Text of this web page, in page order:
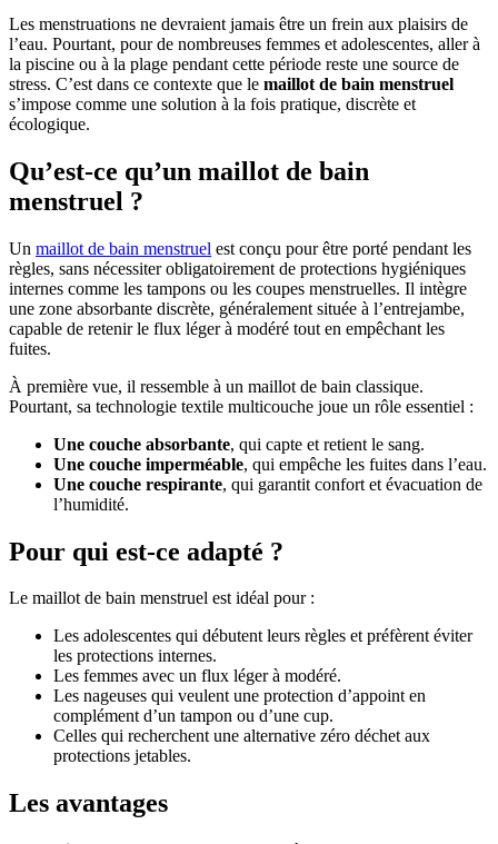
Les menstruations ne devraient jamais être un frein aux plaisirs de
l’eau. Pourtant, pour de nombreuses femmes et adolescentes, aller à
la piscine ou à la plage pendant cette période reste une source de
stress. C’est dans ce contexte que le maillot de bain menstruel
s’impose comme une solution à la fois pratique, discrète et
écologique.
Qu’est-ce qu’un maillot de bain
menstruel ?
Un maillot de bain menstruel est conçu pour être porté pendant les
règles, sans nécessiter obligatoirement de protections hygiéniques
internes comme les tampons ou les coupes menstruelles. Il intègre
une zone absorbante discrète, généralement située à l’entrejambe,
capable de retenir le flux léger à modéré tout en empêchant les
fuites.
À première vue, il ressemble à un maillot de bain classique.
Pourtant, sa technologie textile multicouche joue un rôle essentiel :
Une couche absorbante, qui capte et retient le sang.
Une couche imperméable, qui empêche les fuites dans l’eau.
Une couche respirante, qui garantit confort et évacuation de
l’humidité.
Pour qui est-ce adapté ?
Le maillot de bain menstruel est idéal pour :
Les adolescentes qui débutent leurs règles et préfèrent éviter
les protections internes.
Les femmes avec un flux léger à modéré.
Les nageuses qui veulent une protection d’appoint en
complément d’un tampon ou d’une cup.
Celles qui recherchent une alternative zéro déchet aux
protections jetables.
Les avantages